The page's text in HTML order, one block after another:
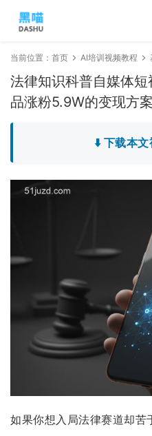
当前位置： 首页 AI培训视频教程
法律知识科普自媒体
品涨粉5.9W的变现方案
⬇️ 下载本
如果你想入局法律赛道却苦